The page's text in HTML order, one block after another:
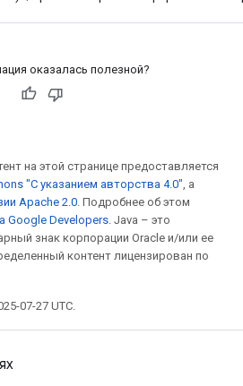
оказалась полезной?
на этой странице предоставляется
"С указанием авторства 4.0", а
Apache 2.0. Подробнее об этом
Google Developers. Java – это
знак корпорации Oracle и/или ее
контент лицензирован по
07-27 UTC.